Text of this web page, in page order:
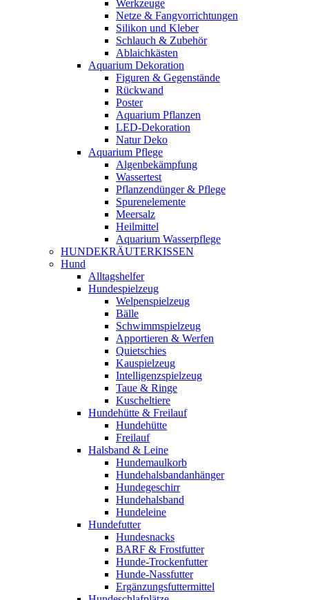
Werkzeuge
Netze & Fangvorrichtungen
Silikon und Kleber
Schlauch & Zubehör
Ablaichkästen
Aquarium Dekoration
Figuren & Gegenstände
Rückwand
Poster
Aquarium Pflanzen
LED-Dekoration
Natur Deko
Aquarium Pflege
Algenbekämpfung
Wassertest
Pflanzendünger & Pflege
Spurenelemente
Meersalz
Heilmittel
Aquarium Wasserpflege
HUNDEKRÄUTERKISSEN
Hund
Alltagshelfer
Hundespielzeug
Welpenspielzeug
Bälle
Schwimmspielzeug
Apportieren & Werfen
Quietschies
Kauspielzeug
Intelligenzspielzeug
Taue & Ringe
Kuscheltiere
Hundehütte & Freilauf
Hundehütte
Freilauf
Halsband & Leine
Hundemaulkorb
Hundehalsbandanhänger
Hundegeschirr
Hundehalsband
Hundeleine
Hundefutter
Hundesnacks
BARF & Frostfutter
Hunde-Trockenfutter
Hunde-Nassfutter
Ergänzungsfuttermittel